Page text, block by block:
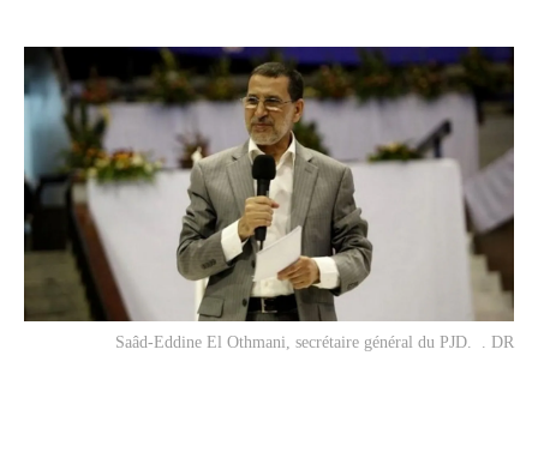
Saâd-Eddine El Othmani, secrétaire général du PJD. . DR